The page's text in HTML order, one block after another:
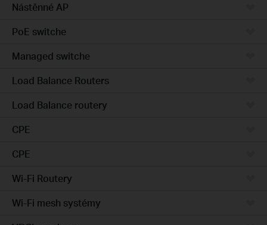
Nástěnné AP
PoE switche
Managed switche
Load Balance Routers
Load Balance routery
CPE
CPE
Wi-Fi Routery
Wi-Fi mesh systémy